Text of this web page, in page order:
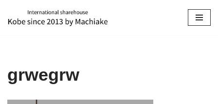
コ
ツ
へ
grwegrw